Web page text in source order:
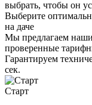
выбрать, чтобы он
Выберите
на даче
Мы предлагаем
проверенные
Гарантируем
сек.
Старт